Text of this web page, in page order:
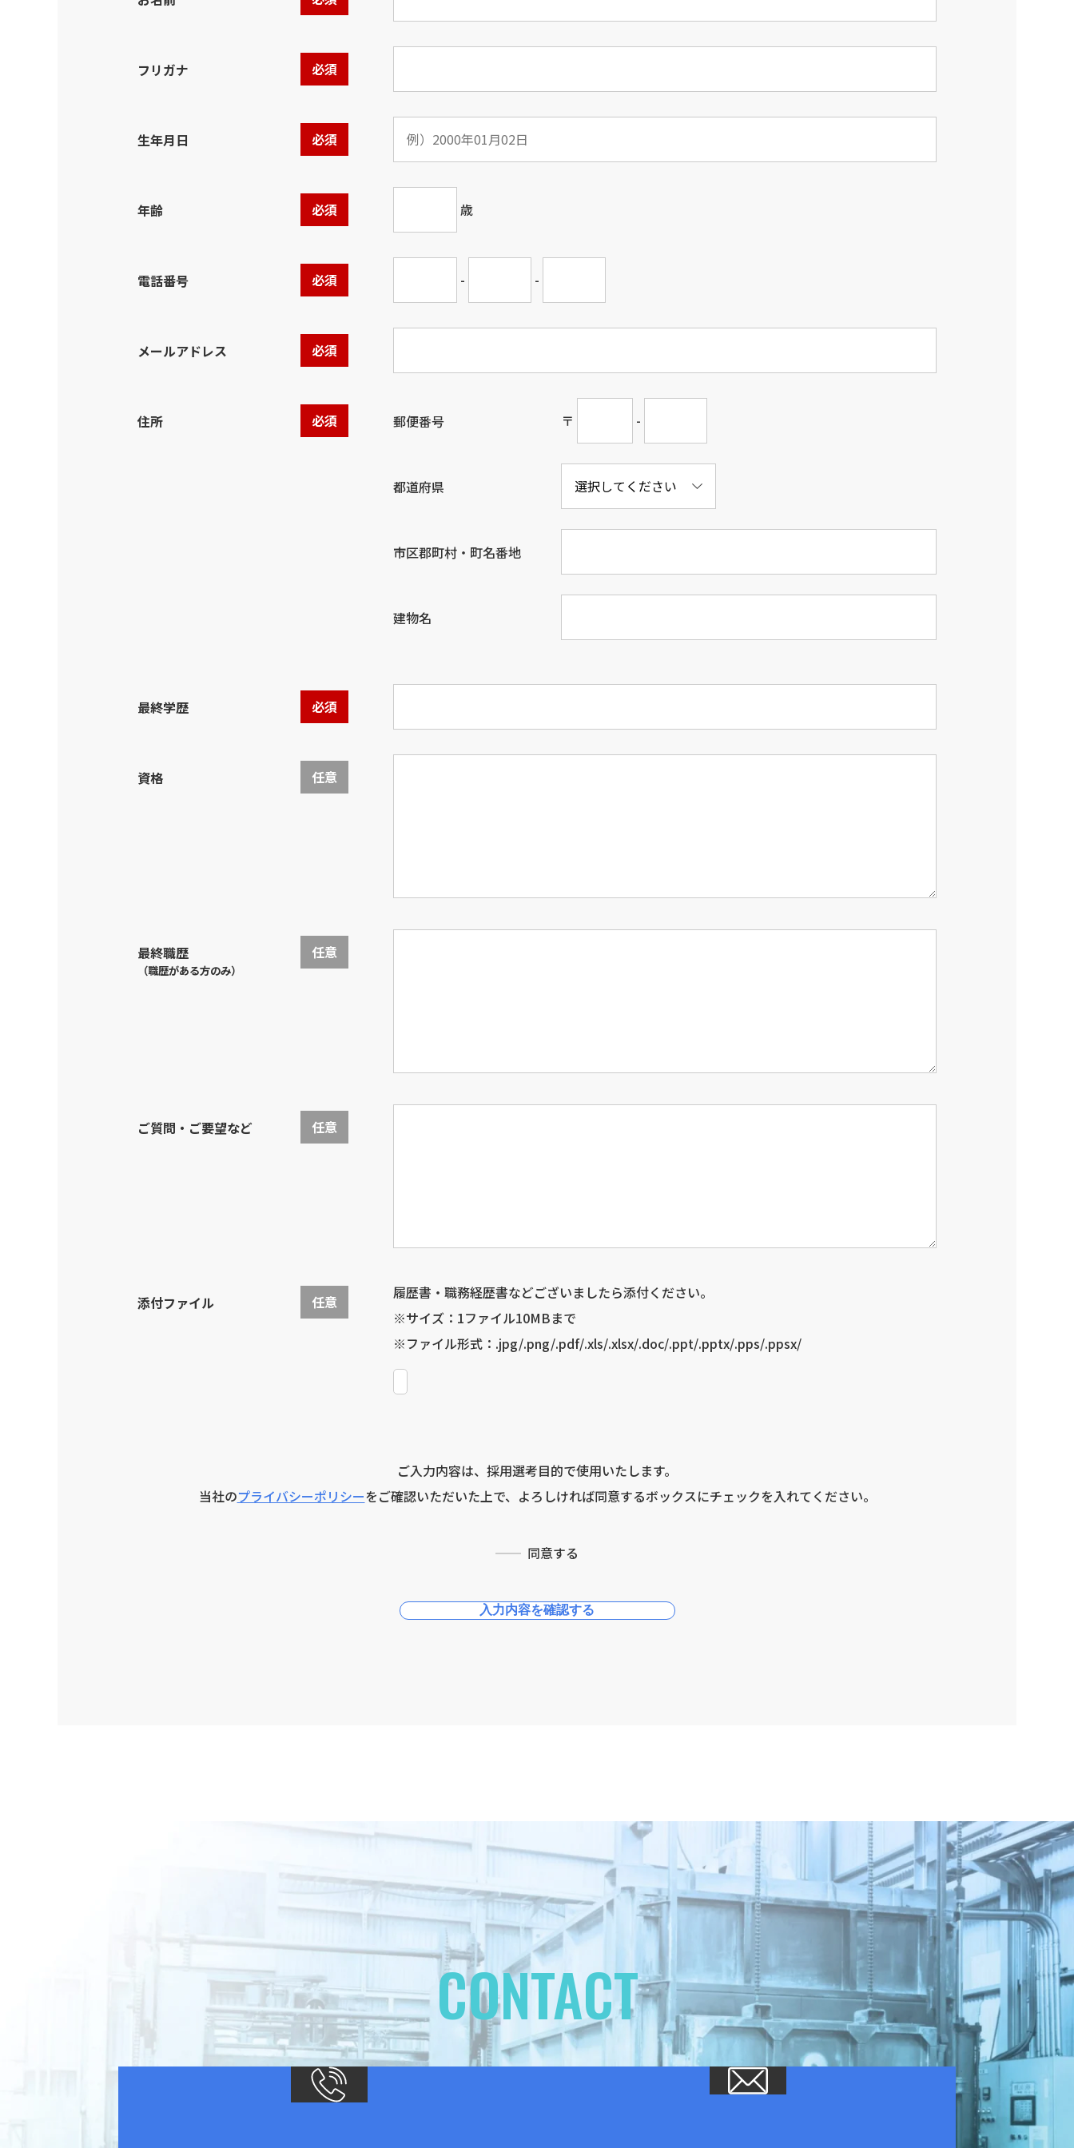
フリガナ 必須
生年月日 必須
年齢 必須 歳
電話番号 必須 - -
メールアドレス 必須
住所 必須 郵便番号 〒 -
都道府県
市区郡町村・町名番地
建物名
最終学歴 必須
資格 任意
最終職歴 任意
（職歴がある方のみ）
ご質問・ご要望など 任意
添付ファイル 任意
履歴書・職務経歴書などございましたら添付ください。
※サイズ：1ファイル10MBまで
※ファイル形式： .jpg/.png/.pdf/.xls/.xlsx/.doc/.ppt/.pptx/.pps/.ppsx/
ご入力内容は、採用選考目的で使用いたします。
当社のプライバシーポリシーをご確認いただいた上で、よろしければ同意するボックスにチェックを入れてください。
同意する
CONTACT